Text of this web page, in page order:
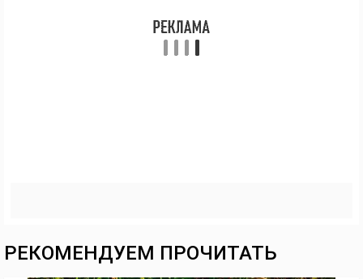
РЕКОМЕНДУЕМ ПРОЧИТАТЬ